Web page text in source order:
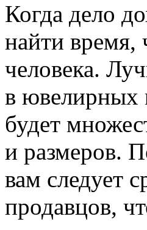
Когда дело
найти время,
человека.
в ювелирных
будет
и размеров.
вам следует
продавцов,